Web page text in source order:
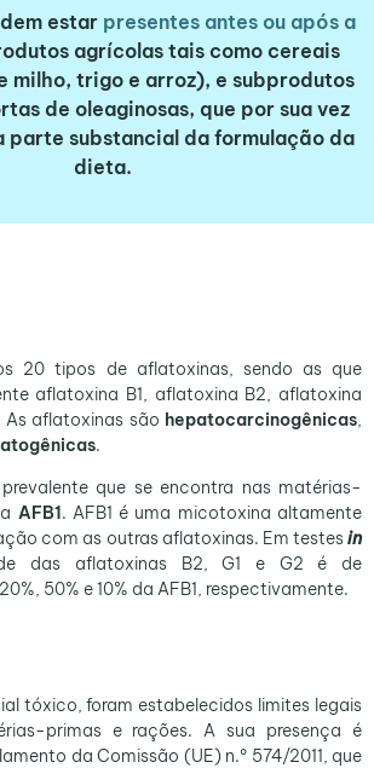
estar presentes antes ou após a
agrícolas tais como cereais
milho, trigo e arroz), e subprodutos
de oleaginosas, que por sua vez
parte substancial da formulação da
dieta.
20 tipos de aflatoxinas, sendo as que
aflatoxina B1, aflatoxina B2, aflatoxina
As aflatoxinas são hepatocarcinogênicas,
.
que se encontra nas matérias-
AFB1. AFB1 é uma micotoxina altamente
com as outras aflatoxinas. Em testesin
das aflatoxinas B2, G1 e G2 é de
50% e 10% da AFB1, respectivamente.
tóxico, foram estabelecidos limites legais
primas e rações. A sua presença é
da Comissão (UE) n.º 574/2011, que